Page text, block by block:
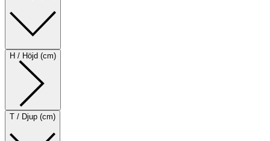
H / Höjd (cm)
T / Djup (cm)